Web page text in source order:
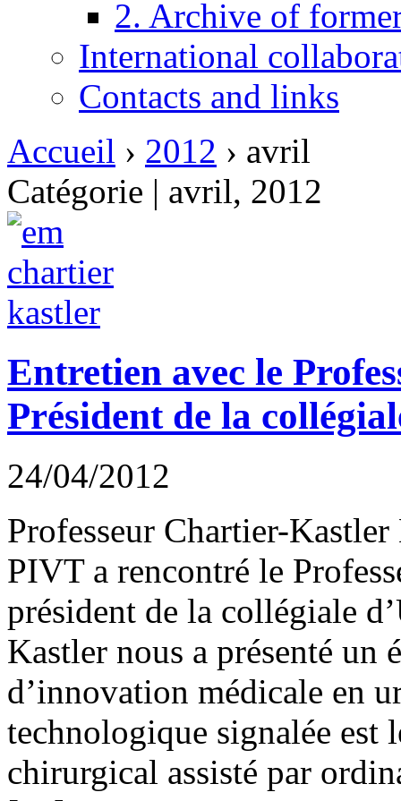
2. Archive of
International
Contacts and links
Accueil › 2012 › avril
Catégorie | avril, 2012
Entretien avec le
Président de la
24/04/2012
Professeur Chartier-
PIVT a rencontré le
président de la collégiale
Kastler nous a présenté un
d’innovation médicale en
technologique signalée est
chirurgical assisté par